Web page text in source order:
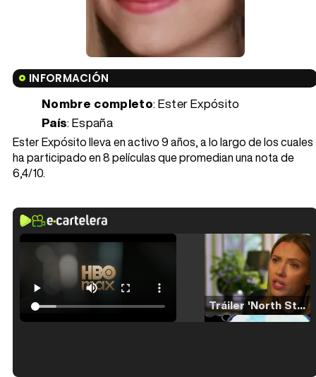
INFORMACIÓN
Nombre completo: Ester Expósito
País: España
Ester Expósito lleva en activo 9 años, a lo largo de los cuales
ha participado en 8 películas que promedian una nota de
6,4/10.
Tráiler 'North Star' (2023)